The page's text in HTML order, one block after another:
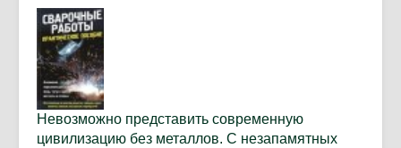
Невозможно представить современную
цивилизацию без металлов. С незапамятных